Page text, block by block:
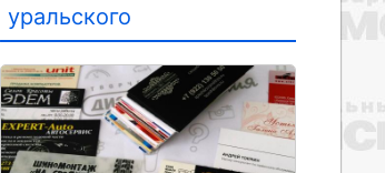
уральского